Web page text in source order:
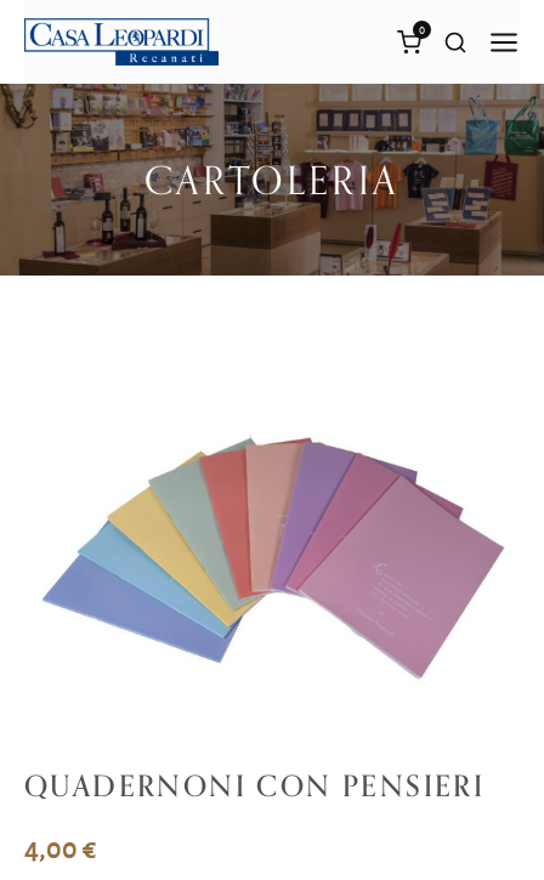
0
CARTOLERIA
QUADERNONI CON PENSIERI
4,00 €